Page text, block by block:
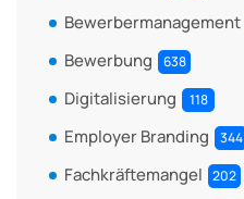
Bewerbermanagement
Bewerbung 638
Digitalisierung 118
Employer Branding 344
Fachkräftemangel 202